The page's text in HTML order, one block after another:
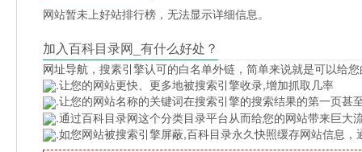
网站暂未上好站排行榜，无法显示详细信息。
加入百科目录网_有什么好处？
网址导航 ，搜素引擎认可的白名单外链，简单来说就是可以给
.让您的网站更快、更多地被搜索引擎收录,增加抓取几率
.让您的网站名称的关键词在搜索引擎的搜索结果的第一页甚
.通过百科目录网这个分类目录平台从而给您的网站带来巨大
.如您网站被搜索引擎屏蔽,百科目录永久快照缓存网站信息